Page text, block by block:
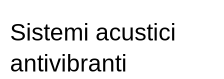
Sistemi acustici
antivibranti